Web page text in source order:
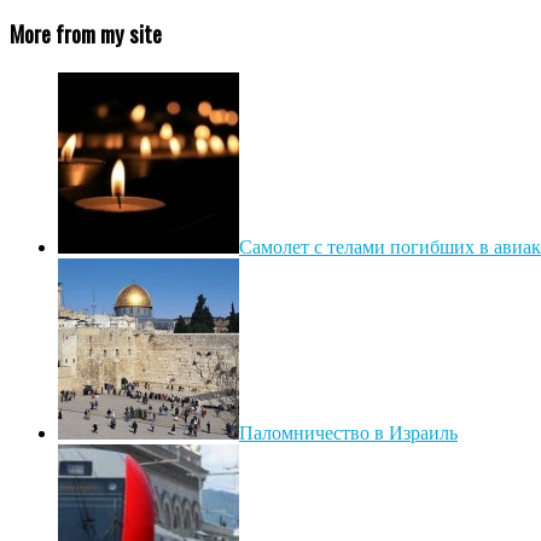
More from my site
Самолет с телами погибших в
Паломничество в Израиль